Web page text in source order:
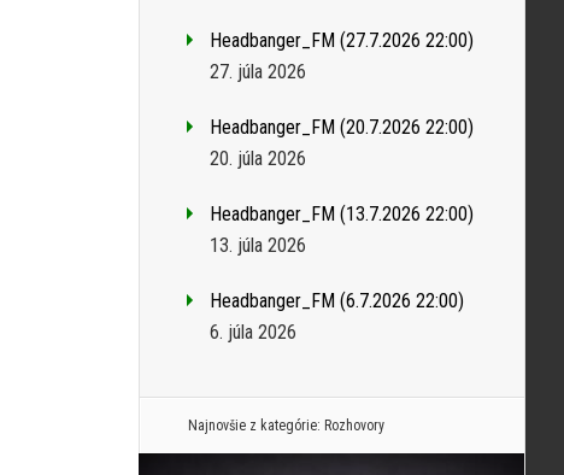
Headbanger_FM (27.7.2026 22:00)
27. júla 2026
Headbanger_FM (20.7.2026 22:00)
20. júla 2026
Headbanger_FM (13.7.2026 22:00)
13. júla 2026
Headbanger_FM (6.7.2026 22:00)
6. júla 2026
Najnovšie z kategórie: Rozhovory